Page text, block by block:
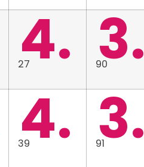
4.
27 3.
90
4.
39 3.
91